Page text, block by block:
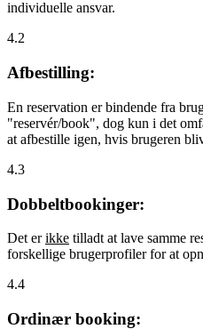
individuelle ansvar.
4.2
Afbestilling:
En reservation er bindende fra
"reservér/book", dog kun i det
at afbestille igen, hvis brugeren
4.3
Dobbeltbookinger:
Det erikke tilladt at lave samme
forskellige brugerprofiler for at
4.4
Ordinær booking: